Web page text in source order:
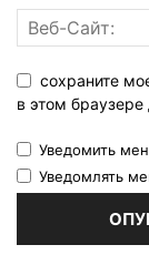
сохраните
в этом
Уведомить
Уведомлять